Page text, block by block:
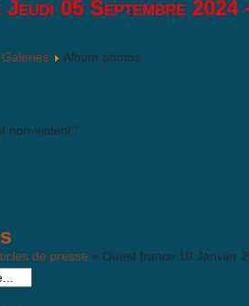
05 Septembre
Galeries Album photos
non-violent "
de presse » Ouest france 10 Janvier